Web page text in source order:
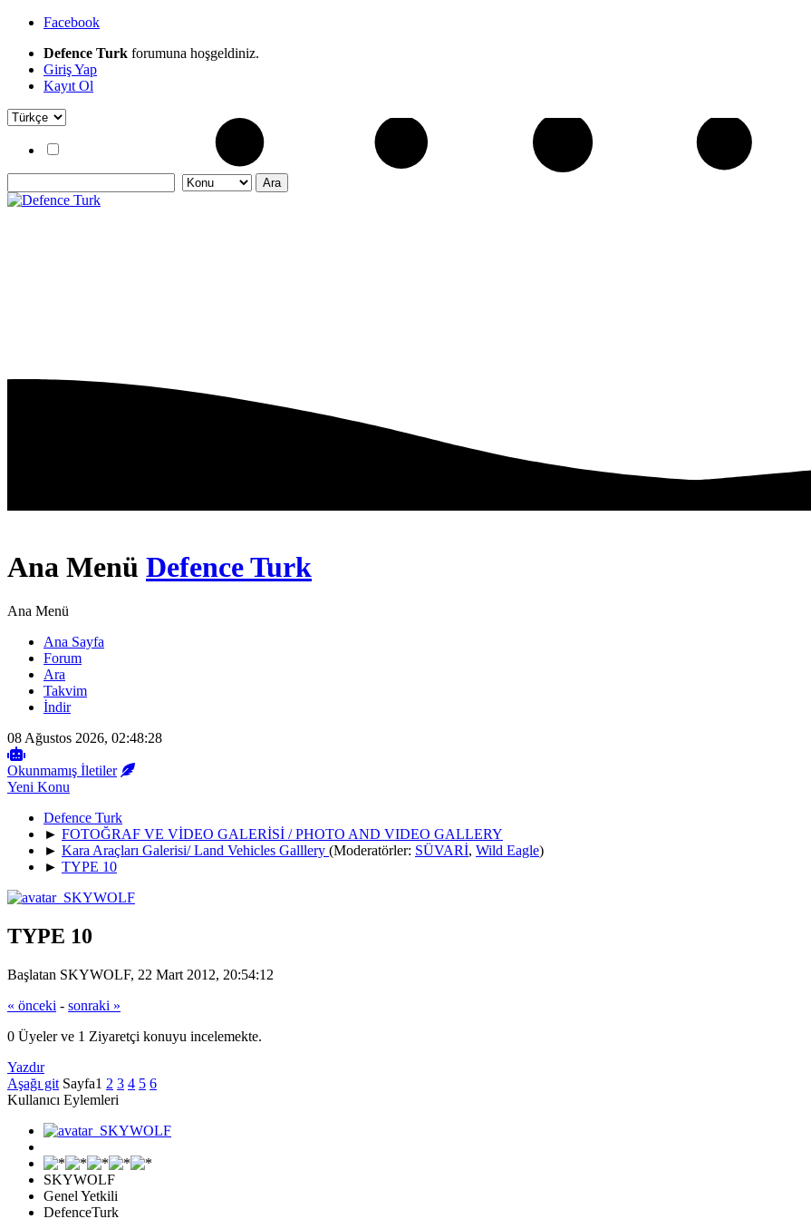
Facebook
Defence Turk forumuna hoşgeldiniz.
Giriş Yap
Kayıt Ol
Ana Menü Defence Turk
Ana Menü
Ana Sayfa
Forum
Ara
Takvim
İndir
08 Ağustos 2026, 02:48:28
Okunmamış İletiler
Yeni Konu
Defence Turk
► FOTOĞRAF VE VİDEO GALERİSİ / PHOTO AND VIDEO GALLERY
► Kara Araçları Galerisi/ Land Vehicles Galllery (Moderatörler: SÜVARİ, Wild Eagle)
► TYPE 10
TYPE 10
Başlatan SKYWOLF, 22 Mart 2012, 20:54:12
« önceki - sonraki »
0 Üyeler ve 1 Ziyaretçi konuyu incelemekte.
Yazdır
Aşağı git Sayfa1 2 3 4 5 6
Kullanıcı Eylemleri
SKYWOLF
Genel Yetkili
DefenceTurk